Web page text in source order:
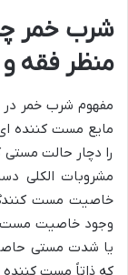
شرب خمر
منظر فقه و
مفهوم شرب خمر در
مایع مست کننده
را دچار حالت مستی
مشروبات الکلی
خاصیت مست
وجود خاصیت مست
یا شدت مستی
که ذاتاً مست کننده